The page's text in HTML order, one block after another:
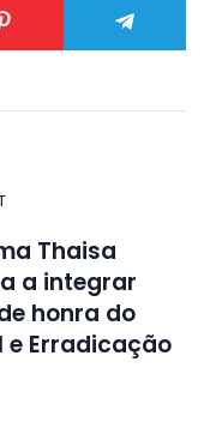
Thaisa
a integrar
honra do
e Erradicação